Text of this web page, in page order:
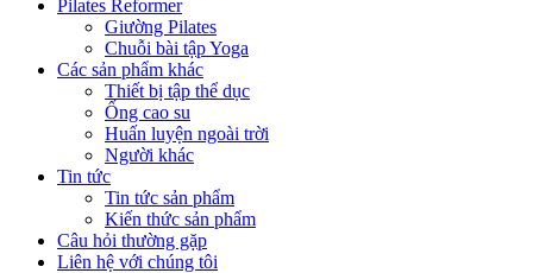
Pilates Reformer
Giường Pilates
Chuỗi bài tập Yoga
Các sản phẩm khác
Thiết bị tập thể dục
Ống cao su
Huấn luyện ngoài trời
Người khác
Tin tức
Tin tức sản phẩm
Kiến thức sản phẩm
Câu hỏi thường gặp
Liên hệ với chúng tôi